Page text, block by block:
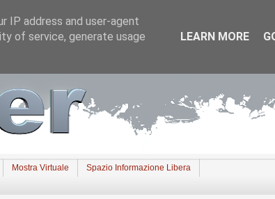
Mostra Virtuale
Spazio Informazione Libera
IP address and user-agent
of service, generate usage
LEARN MORE